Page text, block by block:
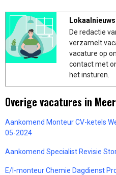
De redactie
verzamelt
vacature op
contact met
het insturen.
Overige vacatures in
Aankomend Monteur CV-ketels
05-2024
Aankomend Specialist Revisie
E/I-monteur Chemie Dagdienst